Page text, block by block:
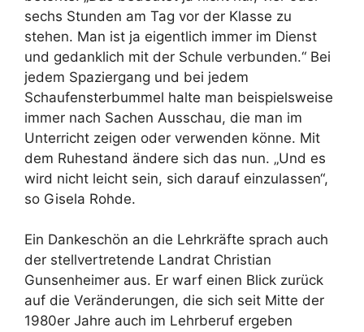
sechs Stunden am Tag vor der Klasse zu
stehen. Man ist ja eigentlich immer im Dienst
und gedanklich mit der Schule verbunden.“ Bei
jedem Spaziergang und bei jedem
Schaufensterbummel halte man beispielsweise
immer nach Sachen Ausschau, die man im
Unterricht zeigen oder verwenden könne. Mit
dem Ruhestand ändere sich das nun. „Und es
wird nicht leicht sein, sich darauf einzulassen“,
so Gisela Rohde.
Ein Dankeschön an die Lehrkräfte sprach auch
der stellvertretende Landrat Christian
Gunsenheimer aus. Er warf einen Blick zurück
auf die Veränderungen, die sich seit Mitte der
1980er Jahre auch im Lehrberuf ergeben